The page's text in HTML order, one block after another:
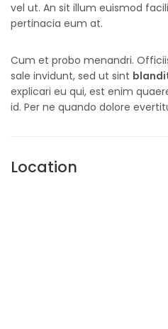
vel ut. An sit illum euismod
pertinacia eum at.
Cum et probo menandri.
sale invidunt, sed ut sint
explicari eu qui, est enim
id. Per ne quando dolore
Location